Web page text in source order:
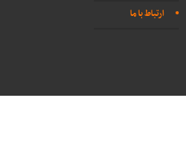
ارتباط با ما